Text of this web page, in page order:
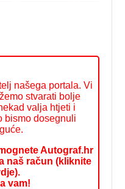
našega portala. Vi
stvarati bolje
valja htjeti i
bismo dosegnuli
Autograf.hr
naš račun (kliknite
vam!